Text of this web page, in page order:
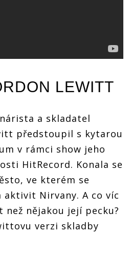
LEWITT
a skladatel
předstoupil s kytarou
v rámci show jeho
HitRecord. Konala se
ve kterém se
aktivit Nirvany. A co víc
než nějakou její pecku?
verzi skladby